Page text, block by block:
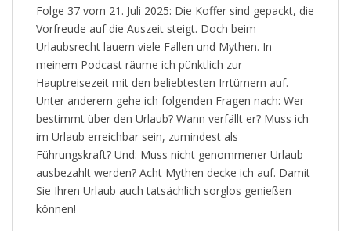
Folge 37 vom 21. Juli 2025: Die Koffer sind gepackt, die
Vorfreude auf die Auszeit steigt. Doch beim
Urlaubsrecht lauern viele Fallen und Mythen. In
meinem Podcast räume ich pünktlich zur
Hauptreisezeit mit den beliebtesten Irrtümern auf.
Unter anderem gehe ich folgenden Fragen nach: Wer
bestimmt über den Urlaub? Wann verfällt er? Muss ich
im Urlaub erreichbar sein, zumindest als
Führungskraft? Und: Muss nicht genommener Urlaub
ausbezahlt werden? Acht Mythen decke ich auf. Damit
Sie Ihren Urlaub auch tatsächlich sorglos genießen
können!